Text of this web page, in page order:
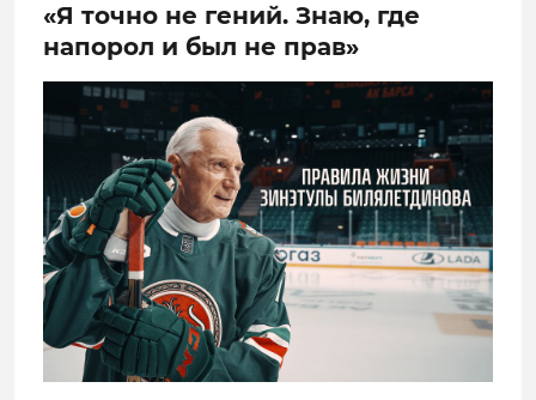
«Я точно не гений. Знаю, где
напорол и был не прав»